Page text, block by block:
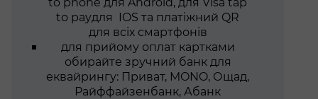
to payдля IOS та платіжний QR
для всіх смартфонів
для прийому оплат картками
обирайте зручний банк для
еквайрингу: Приват, MONO, Ощад,
Райффайзенбанк, Абанк